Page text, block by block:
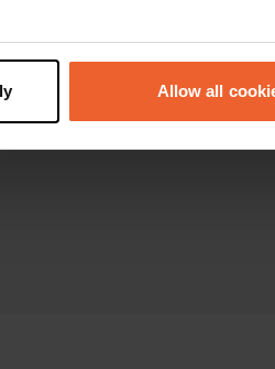
to within several meters
in the
Allow all
concept.
plekken.